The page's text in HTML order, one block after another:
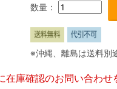
数量：
※沖縄、離島は送料別
庫確認のお問い合わせ